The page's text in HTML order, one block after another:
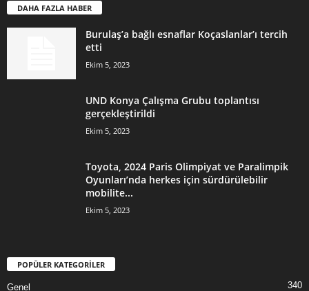
DAHA FAZLA HABER
Burulaş’a bağlı esnaflar Koçaslanlar’ı tercih
etti
Ekim 5, 2023
UND Konya Çalışma Grubu toplantısı
gerçekleştirildi
Ekim 5, 2023
Toyota, 2024 Paris Olimpiyat ve Paralimpik
Oyunları’nda herkes için sürdürülebilir
mobilite...
Ekim 5, 2023
POPÜLER KATEGORİLER
Genel 340